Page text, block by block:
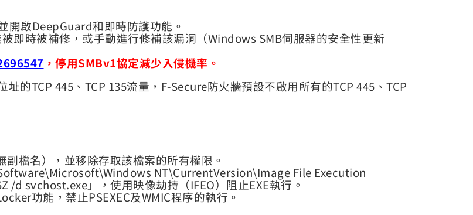
開啟DeepGuard和即時防護功能。
即時被補修，或手動進行修補該漏洞（Windows SMB伺服器的安全性更新
，停用SMBv1協定減少入侵機率。
的TCP 445、TCP 135流量，F-Secure防火牆預設不啟用所有的TCP 445、TCP
檔名），並移除存取該檔案的所有權限。
NT\CurrentVersion\Image File Execution
svchost.exe」，使用映像劫持（IFEO）阻止EXE執行。
功能，禁止PSEXEC及WMIC程序的執行。